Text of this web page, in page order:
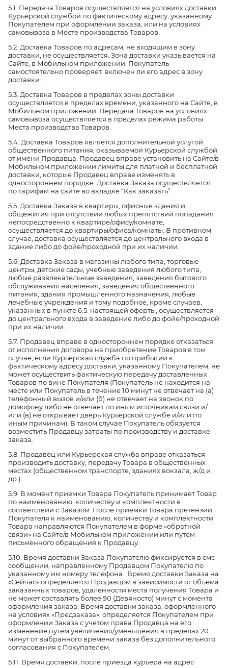
5.1. Передача Товаров осуществляется на условиях доставки
Курьерской службой по фактическому адресу, указанному
Покупателем при оформлении заказа, или на условиях
самовывоза в Месте производства Товаров.
5.2. Доставка Товаров по адресам, не входящим в зону
доставки, не осуществляется. Зона доставки указывается на
Сайте, в Мобильном приложении. Покупатель
самостоятельно проверяет, включен ли его адрес в зону
доставки.
5.3. Доставка Товаров в пределах зоны доставки
осуществляется в пределах времени, указанного на Сайте, в
Мобильном приложении. Передача Товаров на условиях
самовывоза осуществляется в пределах режима работы
Места производства Товаров.
5.4. Доставка Товаров является дополнительной услугой
общественного питания, оказываемой Курьерской службой
от имени Продавца. Продавец вправе установить на Сайте/в
Мобильном приложении лимиты для платной и бесплатной
доставки, которые Продавец вправе изменять в
одностороннем порядке. Доставка Заказа осуществляется
по тарифам на сайте во вкладке “Как заказать”.
5.5. Доставка Заказа в квартиры, офисные здания и
общежития при отсутствии любых препятствий попадания
непосредственно к квартире/офису/комнате,
осуществляется до квартиры/офиса/комнаты. В противном
случае, доставка осуществляется до центрального входа в
здание либо до фойе/проходной при их наличии.
5.6. Доставка Заказа в магазины любого типа, торговые
центры, детские сады, учебные заведения любого типа,
любые развлекательные заведения, заведения бытового
обслуживания населения, заведения общественного
питания, здания промышленного назначения, любые
лечебные учреждения и тому подобное, кроме случаев,
указанных в пункте 6.5. настоящей оферты, осуществляется
до центрального входа в заведение либо до фойе/проходной
при их наличии.
5.7. Продавец вправе в одностороннем порядке отказаться
от исполнения договора на приобретение Товаров в том
случае, если Курьерская служба по прибытии к
фактическому адресу доставки, указанному Покупателем, не
может осуществить фактическую передачу доставленных
Товаров по вине Покупателя (Покупатель не находится на
месте или Покупатель в течение 10 минут не отвечает на (а)
телефонный вызов и/или (б) не отвечает на звонок по
домофону либо не отвечает по иным источникам связи и/
или (в) не открывает дверь Курьерской службе и/или по
иным причинам). В таком случае Покупатель обязуется
возместить Продавцу затраты по производству и доставке
заказа.
5.8. Продавец или Курьерская служба вправе отказаться
производить доставку, передачу Товара в общественных
местах (общественном транспорте, зданиях вокзала, ж/д и
др.).
5.9. В момент приемки Товара Покупатель принимает Товар
по наименованию, количеству и комплектности в
соответствии с Заказом. После приемки Товара претензии
Покупателя к наименованию, количеству и комплектности
Товара направляются Покупателем в форме «обратной
связи» на Сайте/в Мобильном приложении или путем
письменного обращения к Продавцу.
5.10. Время доставки Заказа Покупателю фиксируется в смс-
сообщении, направленному Продавцом Покупателю по
указанному им номеру телефона. Время доставки Заказа на
«Сейчас» определяется Продавцом в зависимости от объема
заказанных товаров, удаленности места получения Товара и
не может составлять более 90 (Девяносто) минут с момента
оформления заказа. Время доставки заказа, оформленного
на условиях «Предзаказа», определяется Покупателем при
оформлении Заказа с учетом права Продавца на его
изменение путем увеличения/уменьшения в пределах 20
минут от выбранного времени заказа без дополнительного
согласования с Покупателем.
5.11. Время доставки, после приезда курьера на адрес